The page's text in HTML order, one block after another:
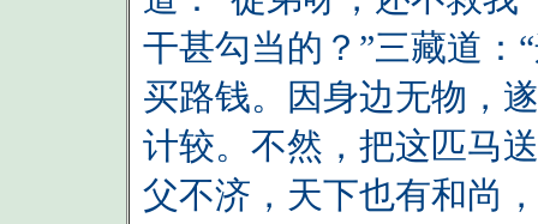
干甚勾当的？”三藏道：
买路钱。因身边无物，
计较。不然，把这匹马
父不济，天下也有和尚